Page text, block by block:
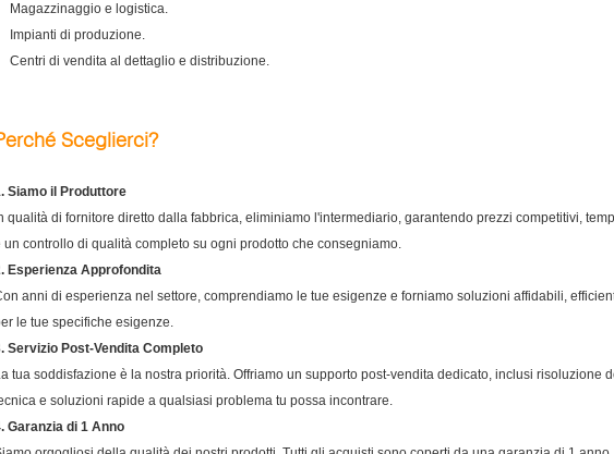
Magazzinaggio e logistica.
Impianti di produzione.
Centri di vendita al dettaglio e distribuzione.
Sceglierci?
Siamo il Produttore
qualità di fornitore diretto dalla fabbrica, eliminiamo l'intermediario, garantendo prezzi competitivi,
un controllo di qualità completo su ogni prodotto che consegniamo.
Esperienza Approfondita
anni di esperienza nel settore, comprendiamo le tue esigenze e forniamo soluzioni affidabili,
le tue specifiche esigenze.
Servizio Post-Vendita Completo
tua soddisfazione è la nostra priorità. Offriamo un supporto post-vendita dedicato, inclusi risoluzione
e soluzioni rapide a qualsiasi problema tu possa incontrare.
Garanzia di 1 Anno